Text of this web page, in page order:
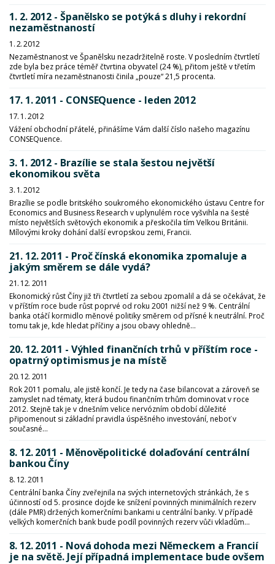
1. 2. 2012 - Španělsko se potýká s dluhy i rekordní
nezaměstnaností
1. 2. 2012
Nezaměstnanost ve Španělsku nezadržitelně roste. V posledním čtvrtletí
zde byla bez práce téměř čtvrtina obyvatel (24 %), přitom ještě v třetím
čtvrtletí míra nezaměstnanosti činila „pouze“ 21,5 procenta.
17. 1. 2011 - CONSEQuence - leden 2012
17. 1. 2012
Vážení obchodní přátelé, přinášíme Vám další číslo našeho magazínu
CONSEQuence.
3. 1. 2012 - Brazílie se stala šestou největší
ekonomikou světa
3. 1. 2012
Brazílie se podle britského soukromého ekonomického ústavu Centre for
Economics and Business Research v uplynulém roce vyšvihla na šesté
místo největších světových ekonomik a přeskočila tím Velkou Británii.
Mílovými kroky dohání další evropskou zemi, Francii.
21. 12. 2011 - Proč čínská ekonomika zpomaluje a
jakým směrem se dále vydá?
21. 12. 2011
Ekonomický růst Číny již tři čtvrtletí za sebou zpomalil a dá se očekávat, že
v příštím roce bude růst poprvé od roku 2001 nižší než 9 %. Centrální
banka otáčí kormidlo měnové politiky směrem od přísné k neutrální. Proč
tomu tak je, kde hledat příčiny a jsou obavy ohledně...
20. 12. 2011 - Výhled finančních trhů v příštím roce -
opatrný optimismus je na místě
20. 12. 2011
Rok 2011 pomalu, ale jistě končí. Je tedy na čase bilancovat a zároveň se
zamyslet nad tématy, která budou finančním trhům dominovat v roce
2012. Stejně tak je v dnešním velice nervózním období důležité
připomenout si základní pravidla úspěšného investování, neboť v
současné...
8. 12. 2011 - Měnověpolitické dolaďování centrální
bankou Číny
8. 12. 2011
Centrální banka Číny zveřejnila na svých internetových stránkách, že s
účinností od 5. prosince dojde ke snížení povinných minimálních rezerv
(dále PMR) držených komerčními bankami u centrální banky. V případě
velkých komerčních bank bude podíl povinných rezerv vůči vkladům...
8. 12. 2011 - Nová dohoda mezi Německem a Francií
je na světě. Její případná implementace bude ovšem